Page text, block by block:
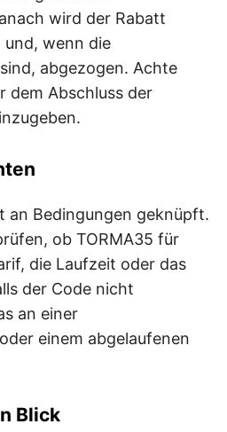
wird der Rabatt
wenn die
abgezogen. Achte
dem Abschluss der
an Bedingungen geknüpft.
ob TORMA35 für
die Laufzeit oder das
der Code nicht
an einer
einem abgelaufenen
Blick